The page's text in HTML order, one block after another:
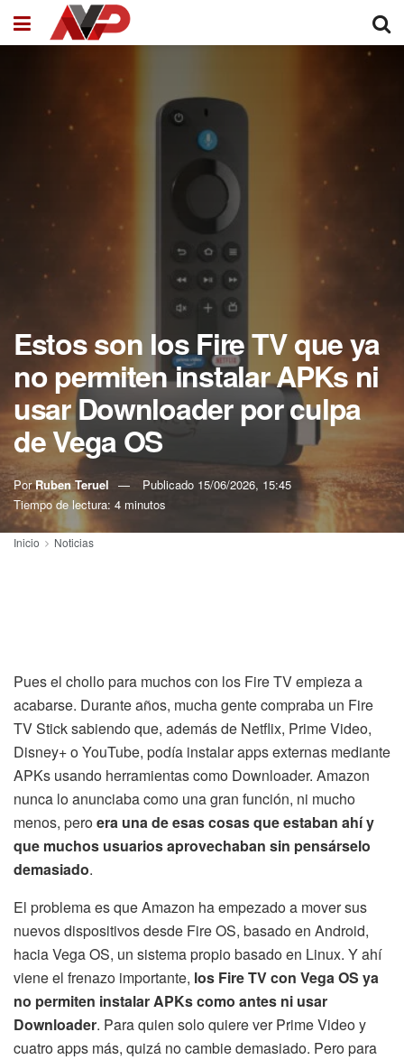
Estos son los Fire TV que ya
no permiten instalar APKs ni
usar Downloader por culpa
de Vega OS
Por Ruben Teruel Publicado 15/06/2026, 15:45
Tiempo de lectura: 4 minutos
Inicio Noticias
Pues el chollo para muchos con los Fire TV empieza a
acabarse. Durante años, mucha gente compraba un Fire
TV Stick sabiendo que, además de Netflix, Prime Video,
Disney+ o YouTube, podía instalar apps externas mediante
APKs usando herramientas como Downloader. Amazon
nunca lo anunciaba como una gran función, ni mucho
menos, peroera una de esas cosas que estaban ahí y
que muchos usuarios aprovechaban sin pensárselo
demasiado.
El problema es que Amazon ha empezado a mover sus
nuevos dispositivos desde Fire OS, basado en Android,
hacia Vega OS, un sistema propio basado en Linux. Y ahí
viene el frenazo importante, los Fire TV con Vega OS ya
no permiten instalar APKs como antes ni usar
Downloader. Para quien solo quiere ver Prime Video y
cuatro apps más, quizá no cambie demasiado. Pero para